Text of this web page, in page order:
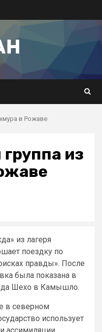
в Рожаве
из
из лагеря
поездку по
правды». После
была показана в
Шехо в Камышло.
в северном
использует